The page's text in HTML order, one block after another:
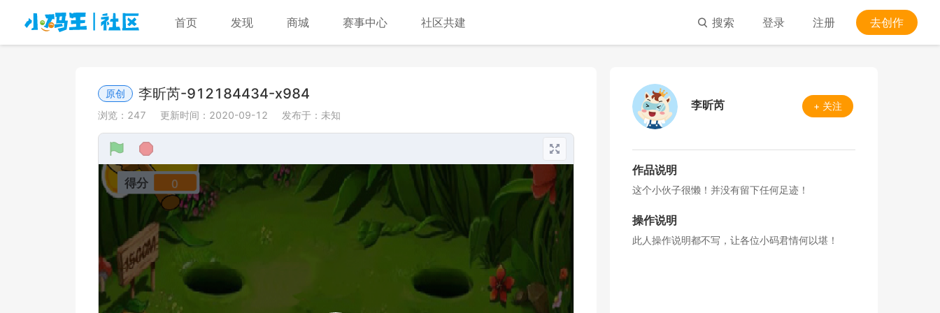
首页 发现 商城 赛事中心 社区共建 搜索 登录 注册 去创作
原创 李昕芮-912184434-x984
浏览： 247 更新时间： 2020-09-12 发布于： 未知
李昕芮 + 关注
作品说明
这个小伙子很懒！并没有留下任何足迹！
操作说明
此人操作说明都不写，让各位小码君情何以堪！